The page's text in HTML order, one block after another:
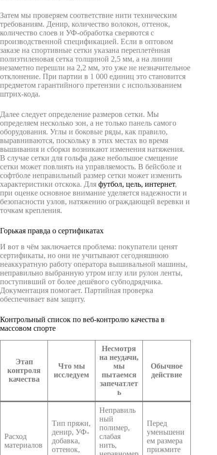
Затем мы проверяем соответствие нити техническим
требованиям. Денир, количество волокон, оттенок,
количество слоев и УФ-обработка сверяются с
производственной спецификацией. Если в оптовом
заказе на спортивные сетки указана переплетённая
полиэтиленовая сетка толщиной 2,5 мм, а на линии
незаметно перешли на 2,2 мм, это уже не незначительное
отклонение. При партии в 1 000 единиц это становится
предметом гарантийного претензии с использованием
штрих-кода.
Далее следует определение размеров сетки. Мы
определяем несколько зон, а не только панель самого
оборудования. Углы и боковые ряды, как правило,
выравниваются, поскольку в этих местах во время
вышивания и сборки возникают изменения натяжения.
В случае сетки для гольфа даже небольшое смещение
сетки может повлиять на управляемость. В бейсболе и
софтболе неправильный размер сетки может изменить
характеристики отскока. Для футбол, цель, интернет,
при оценке основное внимание уделяется надежности и
безопасности узлов, натяжению ограждающей веревки и
точкам крепления.
Горькая правда о сертификатах
И вот в чём заключается проблема: покупатели ценят
сертификаты, но они не учитывают сегодняшнюю
неаккуратную работу оператора вышивальной машины,
неправильно выбранную утром иглу или рулон ленты,
поступивший от более дешёвого субподрядчика.
Документация помогает. Партийная проверка
обеспечивает вам защиту.
Контрольный список по веб-контролю качества в
массовом спорте
Этап
контроля
качества
Что мы
исследуем
Несмотря
на неудачи,
мы
пытаемся
запечатлет
ь
Обычное
действие
Расход
материалов
Тип пряжи,
денир, УФ-
добавка,
оттенок,
Неправиль
ный
полимер,
слабая
нить,
Перед
уменьшени
ем размера
прижмите